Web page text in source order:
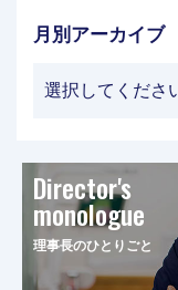
月別アーカイブ
Director's
monologue
理事長のひとりごと